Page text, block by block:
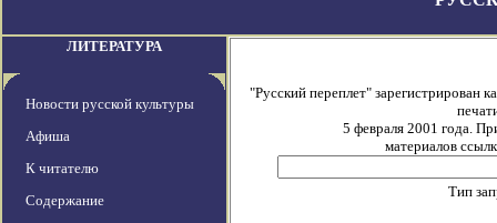
ЛИТЕРАТУРА
Новости русской культуры
Афиша
К читателю
Содержание
"Русский переплет" зарегистрирован
5 февраля 2001 года.
материалов
Тип